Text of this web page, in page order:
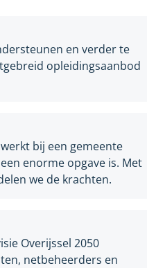
en verder te
opleidingsaanbod
bij een gemeente
enorme opgave is. Met
we de krachten.
Overijssel 2050
netbeheerders en